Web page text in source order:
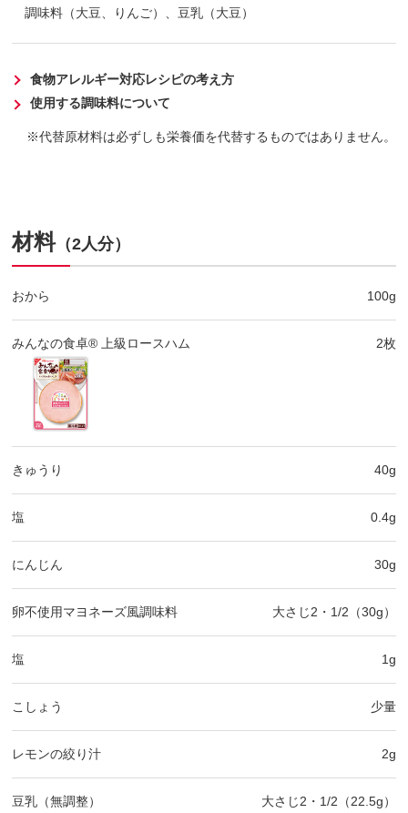
調味料（大豆、りんご）、豆乳（大豆）
食物アレルギー対応レシピの考え方
使用する調味料について
代替原材料は必ずしも栄養価を代替するものではありません。
材料（2人分）
おから 100g
みんなの食卓® 上級ロースハム 2枚
きゅうり 40g
塩 0.4g
にんじん 30g
卵不使用マヨネーズ風調味料 大さじ2・1/2（30g）
塩 1g
こしょう 少量
レモンの絞り汁 2g
豆乳（無調整） 大さじ2・1/2（22.5g）